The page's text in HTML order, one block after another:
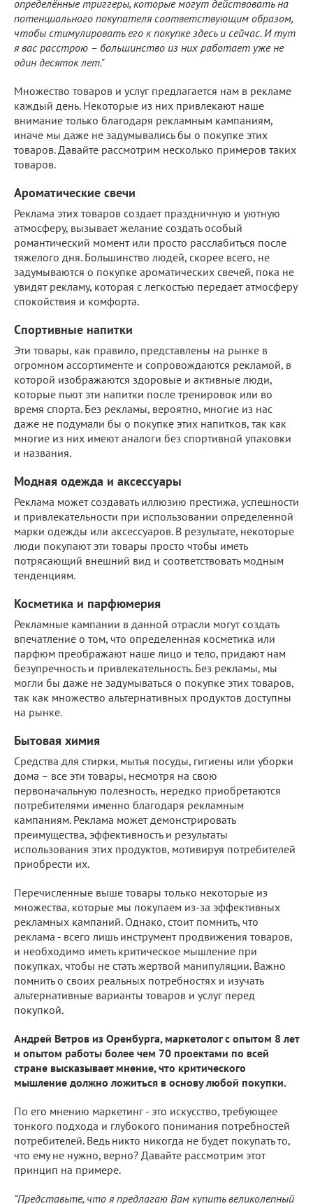
определённые триггеры, которые могут действовать на
потенциального покупателя соответствующим образом,
чтобы стимулировать его к покупке здесь и сейчас. И тут
я вас расстрою – большинство из них работает уже не
один десяток лет."
Множество товаров и услуг предлагается нам в рекламе
каждый день. Некоторые из них привлекают наше
внимание только благодаря рекламным кампаниям,
иначе мы даже не задумывались бы о покупке этих
товаров. Давайте рассмотрим несколько примеров таких
товаров.
Ароматические свечи
Реклама этих товаров создает праздничную и уютную
атмосферу, вызывает желание создать особый
романтический момент или просто расслабиться после
тяжелого дня. Большинство людей, скорее всего, не
задумываются о покупке ароматических свечей, пока не
увидят рекламу, которая с легкостью передает атмосферу
спокойствия и комфорта.
Спортивные напитки
Эти товары, как правило, представлены на рынке в
огромном ассортименте и сопровождаются рекламой, в
которой изображаются здоровые и активные люди,
которые пьют эти напитки после тренировок или во
время спорта. Без рекламы, вероятно, многие из нас
даже не подумали бы о покупке этих напитков, так как
многие из них имеют аналоги без спортивной упаковки
и названия.
Модная одежда и аксессуары
Реклама может создавать иллюзию престижа, успешности
и привлекательности при использовании определенной
марки одежды или аксессуаров. В результате, некоторые
люди покупают эти товары просто чтобы иметь
потрясающий внешний вид и соответствовать модным
тенденциям.
Косметика и парфюмерия
Рекламные кампании в данной отрасли могут создать
впечатление о том, что определенная косметика или
парфюм преображают наше лицо и тело, придают нам
безупречность и привлекательность. Без рекламы, мы
могли бы даже не задумываться о покупке этих товаров,
так как множество альтернативных продуктов доступны
на рынке.
Бытовая химия
Средства для стирки, мытья посуды, гигиены или уборки
дома – все эти товары, несмотря на свою
первоначальную полезность, нередко приобретаются
потребителями именно благодаря рекламным
кампаниям. Реклама может демонстрировать
преимущества, эффективность и результаты
использования этих продуктов, мотивируя потребителей
приобрести их.
Перечисленные выше товары только некоторые из
множества, которые мы покупаем из-за эффективных
рекламных кампаний. Однако, стоит помнить, что
реклама - всего лишь инструмент продвижения товаров,
и необходимо иметь критическое мышление при
покупках, чтобы не стать жертвой манипуляции. Важно
помнить о своих реальных потребностях и изучать
альтернативные варианты товаров и услуг перед
покупкой.
Андрей Ветров из Оренбурга, маркетолог с опытом 8 лет
и опытом работы более чем 70 проектами по всей
стране высказывает мнение, что критического
мышление должно ложиться в основу любой покупки.
По его мнению маркетинг - это искусство, требующее
тонкого подхода и глубокого понимания потребностей
потребителей. Ведь никто никогда не будет покупать то,
что ему не нужно, верно? Давайте рассмотрим этот
принцип на примере.
“Представьте, что я предлагаю Вам купить великолепный